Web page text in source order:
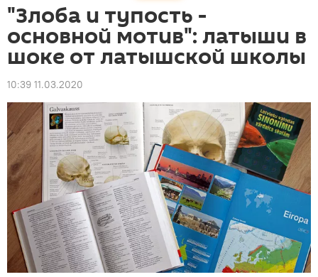
"Злоба и тупость -
основной мотив": латыши в
шоке от латышской школы
10:39 11.03.2020